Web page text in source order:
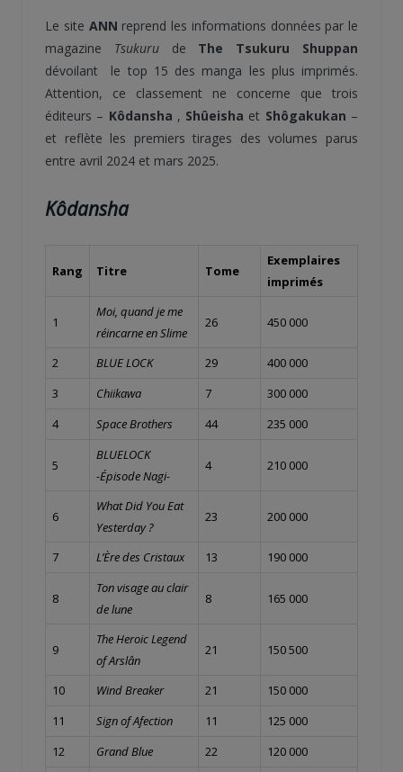
Le site ANN reprend les informations données par le
magazine Tsukurude The Tsukuru Shuppan
dévoilant le top 15 des manga les plus imprimés.
Attention, ce classement ne concerne que trois
éditeurs – Kôdansha , Shûeisha et Shôgakukan –
et reflète les premiers tirages des volumes parus
entre avril 2024 et mars 2025.
Kôdansha
Rang Titre Tome
Exemplaires
imprimés
1
Moi, quand je me
réincarne en Slime
26 450 000
2 BLUE LOCK 29
400 000
3
Chiikawa 7
300 000
4
Space Brothers 44 235 000
5
BLUELOCK
-Épisode Nagi-
4 210 000
6
What Did You Eat
Yesterday ?
23 200 000
7 L’Ère des Cristaux 13 190 000
8
Ton visage au clair
de lune
8 165 000
9
The Heroic Legend
of Arslân
21 150 500
10 Wind Breaker 21
150 000
11
Sign of Afection 11
125 000
12
Grand Blue 22
120 000